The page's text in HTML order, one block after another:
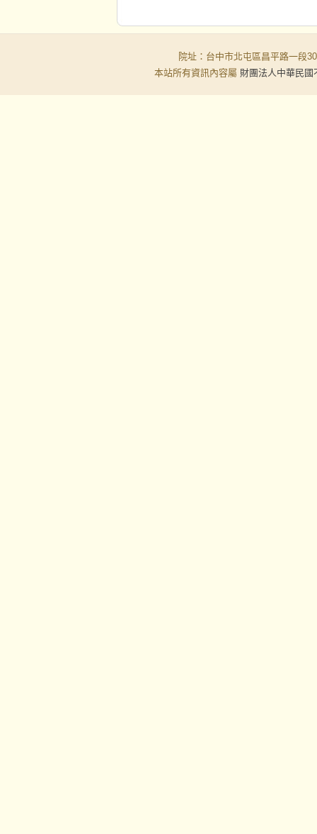
院址：台中市北屯區昌平路一
本站所有資訊內容屬 財團法人中華民國